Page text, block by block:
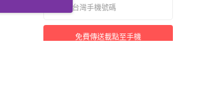
免費傳送載點至手機